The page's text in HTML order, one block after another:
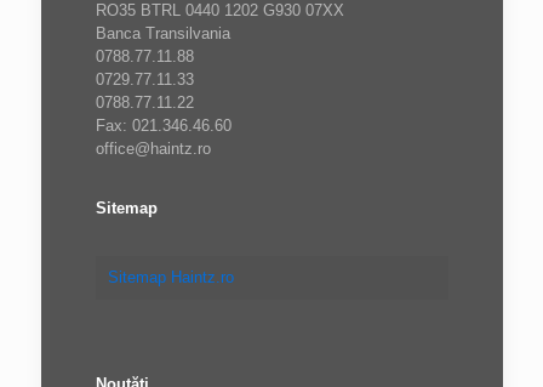
RO35 BTRL 0440 1202 G930 07XX
Banca Transilvania
0788.77.11.88
0729.77.11.33
0788.77.11.22
Fax: 021.346.46.60
office@haintz.ro
Sitemap
Sitemap Haintz.ro